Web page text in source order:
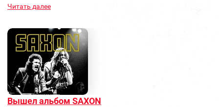
Читать далее
Вышел альбом SAXON